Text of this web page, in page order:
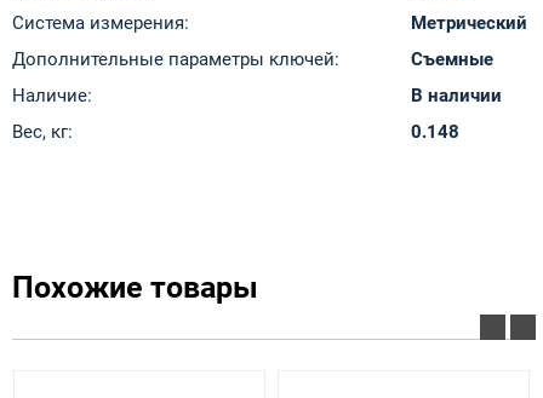
Система измерения:
Метрический
Дополнительные параметры ключей:
Съемные
Наличие:
В наличии
Вес, кг:
0.148
Похожие товары